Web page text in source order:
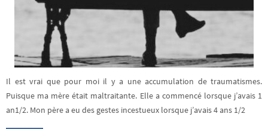
Il est vrai que pour moi il y a une accumulation de traumatismes.
Puisque ma mère était maltraitante. Elle a commencé lorsque j’avais 1
an1/2. Mon père a eu des gestes incestueux lorsque j’avais 4 ans 1/2